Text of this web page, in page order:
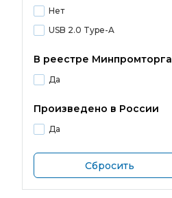
Нет
USB 2.0 Type-A
В реестре Минпромторга
Да
Произведено в России
Да
Сбросить